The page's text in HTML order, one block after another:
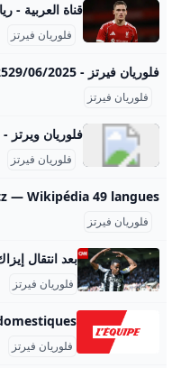
فلوريان فيرتز
فلوريان فيرتز
فلوريان فيرتز
فلوريان فيرتز
فلوريان فيرتز
فلوريان فيرتز